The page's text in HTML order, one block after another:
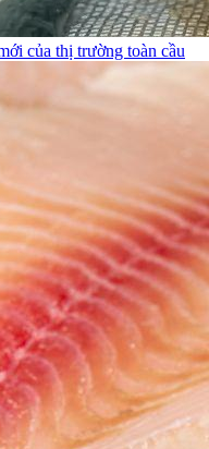
của thị trường toàn cầu